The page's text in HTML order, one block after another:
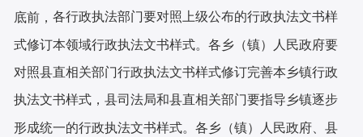
底前，各行政执法部门要对照上级公布的行政执法文书样
式修订本领域行政执法文书样式。各乡（镇）人民政府要
对照县直相关部门行政执法文书样式修订完善本乡镇行政
执法文书样式，县司法局和县直相关部门要指导乡镇逐步
形成统一的行政执法文书样式。各乡（镇）人民政府 、县